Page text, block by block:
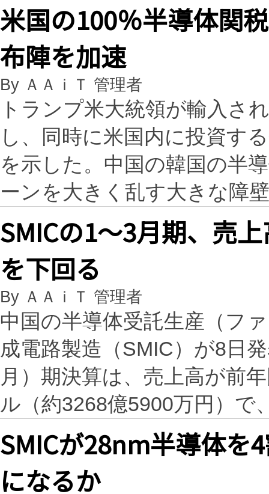
米国の100％半導体関
布陣を加速
By ＡＡｉＴ 管理者
トランプ米大統領が輸入さ
し、同時に米国内に投資す
を示した。中国の韓国の半
ーンを大きく乱す大きな障
SMICの1～3月期、売
を下回る
By ＡＡｉＴ 管理者
中国の半導体受託生産（フ
成電路製造（SMIC）が8日
月）期決算は、売上高が前
ル（約3268億5900万円）で
SMICが28nm半導体を
になるか